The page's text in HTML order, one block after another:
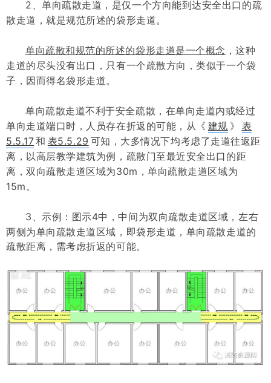
2、单向疏散走道，是仅一个方向能到达安全出口的疏
散走道，就是规范所述的袋形走道。
单向疏散和规范的所述的袋形走道是一个概念 ，这种
走道的尽头没有出口 ，只有一个疏散方向，类似于一个袋
子，因而得名袋形走道。
单向疏散走道不利于安全疏散，在单向走道内或经过
单向走道端口时，人员存在折返的可能，从《 建规 》
表
5.5.17和 表5.5.29 可知，大多情况下均考虑了走道往返距
离，以高层教学建筑为例， 疏散门至最近安全出口的距
离 ，双向疏散走道区域为30m，单向疏散走道区域为
15m。
3、示例： 图示4中，中间为双向疏散走道区域，左右
两侧为单向疏散走道区域 ，即袋形走道，单向疏散走道的
疏散距离，需考虑折返的可能。